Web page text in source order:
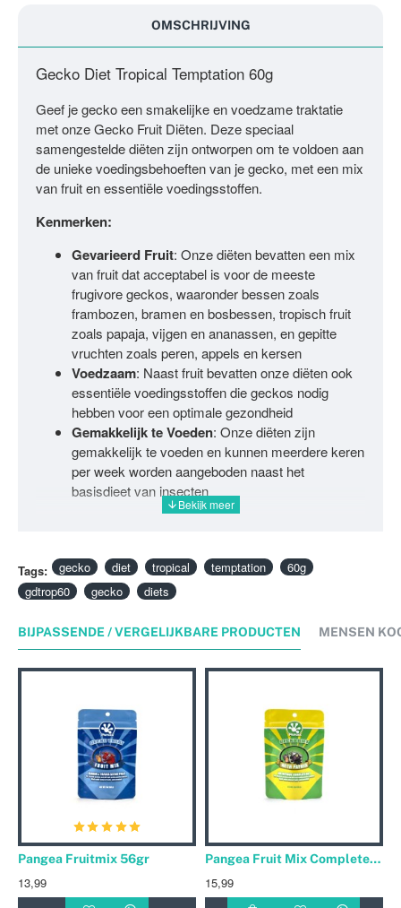
OMSCHRIJVING
Gecko Diet Tropical Temptation 60g
Geef je gecko een smakelijke en voedzame traktatie
met onze Gecko Fruit Diëten. Deze speciaal
samengestelde diëten zijn ontworpen om te voldoen aan
de unieke voedingsbehoeften van je gecko, met een mix
van fruit en essentiële voedingsstoffen.
Kenmerken:
Gevarieerd Fruit: Onze diëten bevatten een mix
van fruit dat acceptabel is voor de meeste
frugivore geckos, waaronder bessen zoals
frambozen, bramen en bosbessen, tropisch fruit
zoals papaja, vijgen en ananassen, en gepitte
vruchten zoals peren, appels en kersen
Voedzaam: Naast fruit bevatten onze diëten ook
essentiële voedingsstoffen die geckos nodig
hebben voor een optimale gezondheid
Gemakkelijk te Voeden: Onze diëten zijn
gemakkelijk te voeden en kunnen meerdere keren
per week worden aangeboden naast het
basisdieet van insecten
Met onze Gecko Fruit Diëten kan je gecko genieten van
samengesteld om aan zijn unieke voedingsbehoeften te
voldoen. Bestel vandaag nog jouw Gecko Fruit Diëten!
Tags: gecko diet tropical temptation
60g
gdtrop60
gecko diets
BIJPASSENDE / VERGELIJKBARE PRODUCTEN MENSEN
Pangea Fruitmix 56gr
13,99
Pangea Fruit Mix Complete Gecko Diet Banaan / Papaya 56gr
15,99